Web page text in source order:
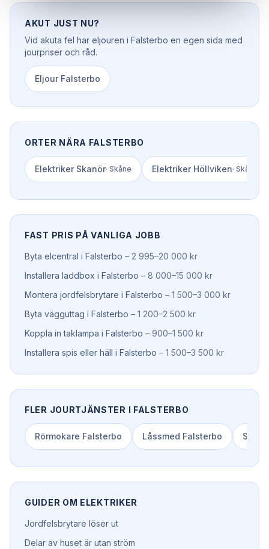
AKUT JUST NU?
Vid akuta fel har eljouren i Falsterbo en egen sida med
jourpriser och råd.
Eljour Falsterbo
ORTER NÄRA FALSTERBO
Elektriker Skanör· Skåne Elektriker Höllviken· Skåne
FAST PRIS PÅ VANLIGA JOBB
Byta elcentral i Falsterbo – 2 995–20 000 kr
Installera laddbox i Falsterbo – 8 000–15 000 kr
Montera jordfelsbrytare i Falsterbo – 1 500–3 000 kr
Byta vägguttag i Falsterbo – 1 200–2 500 kr
Koppla in taklampa i Falsterbo – 900–1 500 kr
Installera spis eller häll i Falsterbo – 1 500–3 500 kr
FLER JOURTJÄNSTER I FALSTERBO
Rörmokare Falsterbo Låssmed Falsterbo
GUIDER OM ELEKTRIKER
Jordfelsbrytare löser ut
Delar av huset är utan ström